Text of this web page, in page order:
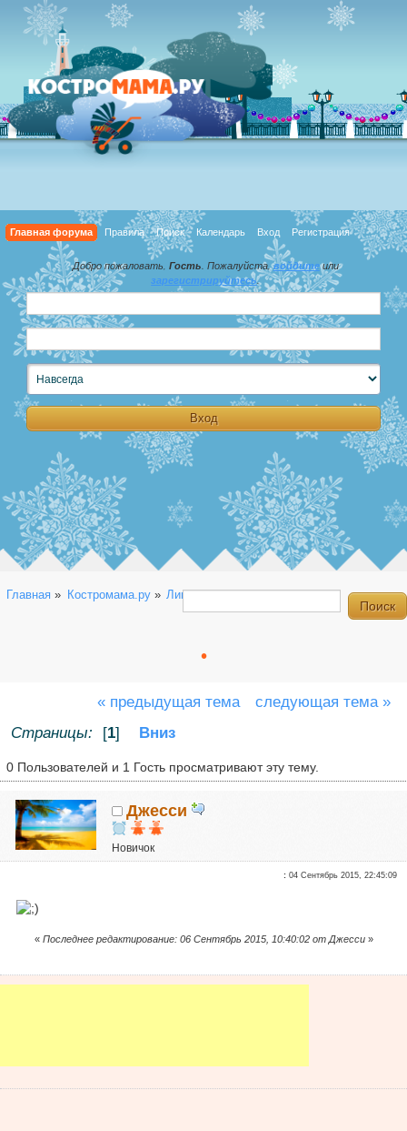
Главная форума Правила Поиск Календарь Вход Регистрация
Добро пожаловать, Гость . Пожалуйста,войдитеили
зарегистрируйтесь.
Главная » Костромама.ру» Линейка» Планирую» .
.
« предыдущая тема
следующая тема »
Страницы:
[1] Вниз
0 Пользователей и 1 Гость просматривают эту тему.
Джесси
Новичок
:04 Сентябрь 2015, 22:45:09
« Последнее редактирование: 06 Сентябрь 2015, 10:40:02 от Джесси»